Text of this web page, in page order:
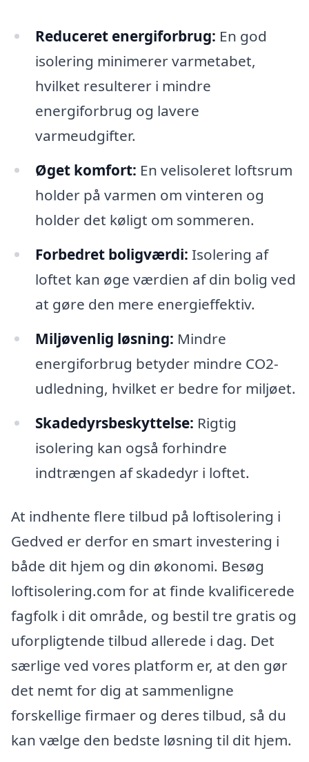
Reduceret energiforbrug: En god
isolering minimerer varmetabet,
hvilket resulterer i mindre
energiforbrug og lavere
varmeudgifter.
Øget komfort: En velisoleret loftsrum
holder på varmen om vinteren og
holder det køligt om sommeren.
Forbedret boligværdi: Isolering af
loftet kan øge værdien af din bolig ved
at gøre den mere energieffektiv.
Miljøvenlig løsning: Mindre
energiforbrug betyder mindre CO2-
udledning, hvilket er bedre for miljøet.
Skadedyrsbeskyttelse: Rigtig
isolering kan også forhindre
indtrængen af skadedyr i loftet.
At indhente flere tilbud på loftisolering i
Gedved er derfor en smart investering i
både dit hjem og din økonomi. Besøg
loftisolering.com for at finde kvalificerede
fagfolk i dit område, og bestil tre gratis og
uforpligtende tilbud allerede i dag. Det
særlige ved vores platform er, at den gør
det nemt for dig at sammenligne
forskellige firmaer og deres tilbud, så du
kan vælge den bedste løsning til dit hjem.